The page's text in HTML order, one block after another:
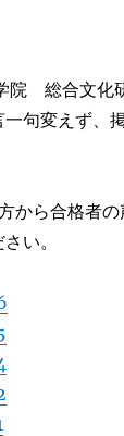
院 総合文化
句変えず、
から合格者
い。